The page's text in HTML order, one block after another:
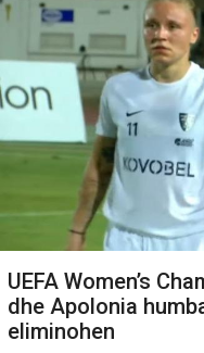
UEFA Women’s
dhe Apolonia
eliminohen